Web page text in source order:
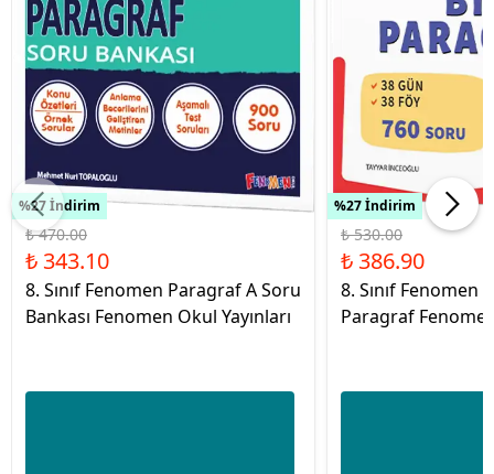
%27 İndirim
₺ 470.00
₺ 343.10
8. Sınıf Fenomen Paragraf A Soru
Bankası Fenomen Okul Yayınları
%27 İndirim
₺ 530.00
₺ 386.90
8. Sınıf Fenomen
Paragraf